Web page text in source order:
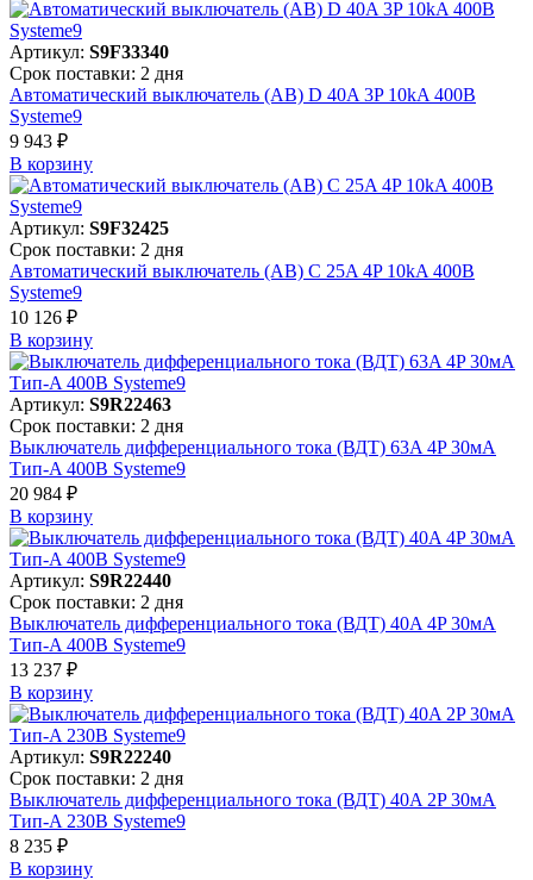
Артикул: S9F33340
Срок поставки: 2 дня
Автоматический выключатель (АВ) D 40A 3P 10kA 400В
Systeme9
9 943 ₽
В корзинy
Артикул: S9F32425
Срок поставки: 2 дня
Автоматический выключатель (АВ) C 25A 4P 10kA 400В
Systeme9
10 126 ₽
В корзинy
Артикул: S9R22463
Срок поставки: 2 дня
Выключатель дифференциального тока (ВДТ) 63A 4P 30мА
Тип-A 400В Systeme9
20 984 ₽
В корзинy
Артикул: S9R22440
Срок поставки: 2 дня
Выключатель дифференциального тока (ВДТ) 40A 4P 30мА
Тип-A 400В Systeme9
13 237 ₽
В корзинy
Артикул: S9R22240
Срок поставки: 2 дня
Выключатель дифференциального тока (ВДТ) 40A 2P 30мА
Тип-A 230В Systeme9
8 235 ₽
В корзинy